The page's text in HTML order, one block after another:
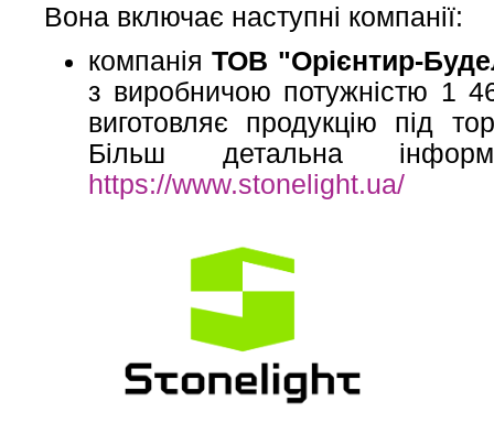
Вона включає наступні компанії:
компаніяТОВ "Орієнтир-
з виробничою потужністю 1
виготовляє продукцію під
Більш детальна
https://www.stonelight.ua/